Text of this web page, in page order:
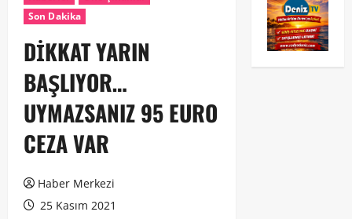
Son Dakika
DİKKAT YARIN
BAŞLIYOR…
UYMAZSANIZ 95 EURO
CEZA VAR
Haber Merkezi
25 Kasım 2021